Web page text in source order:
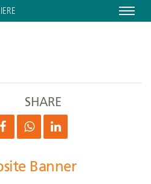
Menu
SHARE
Banner